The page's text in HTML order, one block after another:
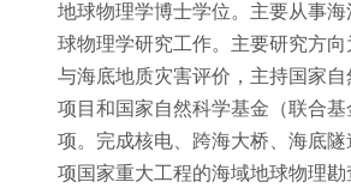
地球物理学博士学位。主要从事
球物理学研究工作。主要研究方
与海底地质灾害评价，主持国家
项目和国家自然科学基金（联合
项。完成核电、跨海大桥、海底
项国家重大工程的海域地球物理